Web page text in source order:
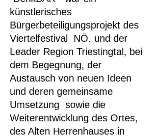
künstlerisches
Bürgerbeteiligungsprojekt des
Viertelfestival NÖ. und der
Leader Region Triestingtal, bei
dem Begegnung, der
Austausch von neuen Ideen
und deren gemeinsame
Umsetzung sowie die
Weiterentwicklung des Ortes,
des Alten Herrenhauses in